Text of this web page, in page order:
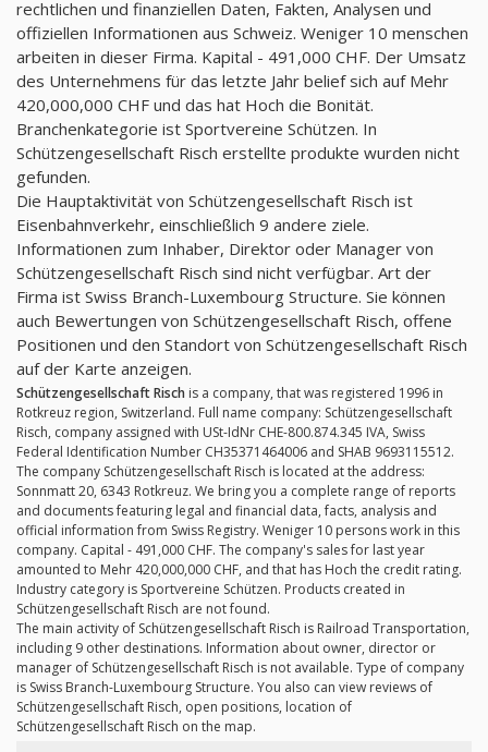
rechtlichen und finanziellen Daten, Fakten, Analysen und
offiziellen Informationen aus Schweiz. Weniger 10 menschen
arbeiten in dieser Firma. Kapital - 491,000 CHF. Der Umsatz
des Unternehmens für das letzte Jahr belief sich auf Mehr
420,000,000 CHF und das hat Hoch die Bonität.
Branchenkategorie ist Sportvereine Schützen. In
Schützengesellschaft Risch erstellte produkte wurden nicht
gefunden.
Die Hauptaktivität von Schützengesellschaft Risch ist
Eisenbahnverkehr, einschließlich 9 andere ziele.
Informationen zum Inhaber, Direktor oder Manager von
Schützengesellschaft Risch sind nicht verfügbar. Art der
Firma ist Swiss Branch-Luxembourg Structure. Sie können
auch Bewertungen von Schützengesellschaft Risch, offene
Positionen und den Standort von Schützengesellschaft Risch
auf der Karte anzeigen.
Schützengesellschaft Risch is a company, that was registered 1996 in
Rotkreuz region, Switzerland. Full name company: Schützengesellschaft
Risch, company assigned with USt-IdNr CHE-800.874.345 IVA, Swiss
Federal Identification Number CH35371464006 and SHAB 9693115512.
The company Schützengesellschaft Risch is located at the address:
Sonnmatt 20, 6343 Rotkreuz. We bring you a complete range of reports
and documents featuring legal and financial data, facts, analysis and
official information from Swiss Registry. Weniger 10 persons work in this
company. Capital - 491,000 CHF. The company's sales for last year
amounted to Mehr 420,000,000 CHF, and that has Hoch the credit rating.
Industry category is Sportvereine Schützen. Products created in
Schützengesellschaft Risch are not found.
The main activity of Schützengesellschaft Risch is Railroad Transportation,
including 9 other destinations. Information about owner, director or
manager of Schützengesellschaft Risch is not available. Type of company
is Swiss Branch-Luxembourg Structure. You also can view reviews of
Schützengesellschaft Risch, open positions, location of
Schützengesellschaft Risch on the map.